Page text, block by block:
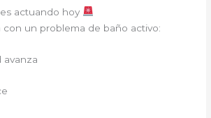
actuando hoy
con un problema de baño activo:
avanza